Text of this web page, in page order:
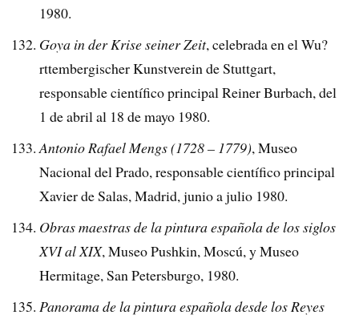
1980.
Goya in der Krise seiner Zeit, celebrada en el Wu?
rttembergischer Kunstverein de Stuttgart,
responsable científico principal Reiner Burbach, del
1 de abril al 18 de mayo 1980.
Antonio Rafael Mengs (1728 – 1779), Museo
Nacional del Prado, responsable científico principal
Xavier de Salas, Madrid, junio a julio 1980.
Obras maestras de la pintura española de los siglos
XVI al XIX, Museo Pushkin, Moscú, y Museo
Hermitage, San Petersburgo, 1980.
Panorama de la pintura española desde los Reyes